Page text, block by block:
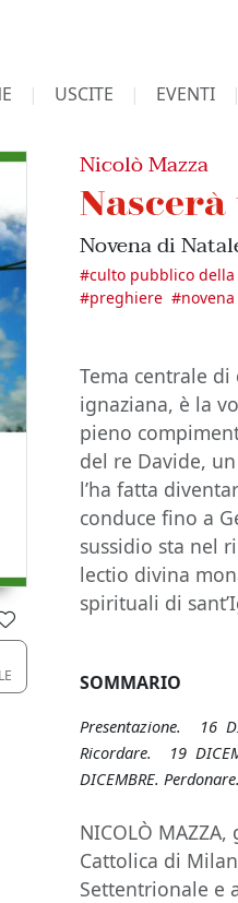
USCITE EVENTI
Nicolò Mazza
Novena di
#culto pubblico
#preghiere #
Tema centrale
ignaziana, è la
pieno
del re Davide,
l’ha fatta
conduce fino a
sussidio sta nel
lectio divina
spirituali di
SOMMARIO
Presentazione. 16
Ricordare. 19
DICEMBRE.
NICOLÒ
Cattolica di
Settentrionale e